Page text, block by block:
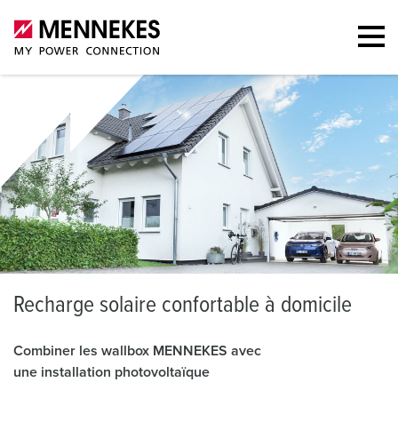
Recharge solaire confortable à domicile
Combiner les wallbox MENNEKES avec
une installation photovoltaïque